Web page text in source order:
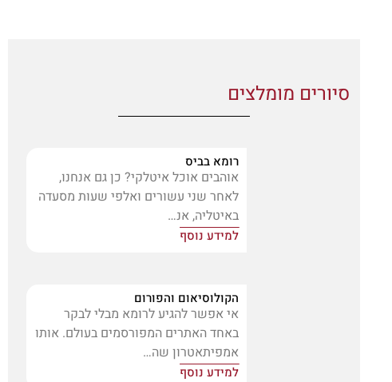
סיורים מומלצים
רומא בביס
אוהבים אוכל איטלקי? כן גם אנחנו,
לאחר שני עשורים ואלפי שעות מסעדה
באיטליה, אנ…
למידע נוסף
הקולוסיאום והפורום
אי אפשר להגיע לרומא מבלי לבקר
באחד האתרים המפורסמים בעולם. אותו
אמפיתאטרון שה…
למידע נוסף